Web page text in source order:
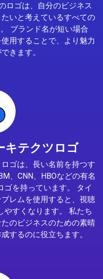
ロゴは、自分のビジネス
いと考えているすべての
ブランド名が短い場合
用することで、より魅力
きます。
キテクツロゴ
ゴは、長い名前を持つす
、CNN、HBOなどの有名
を持っています。 タイ
レムを使用すると、視聴
やすくなります。 私たち
のビジネスのための素晴
するのに役立ちます。